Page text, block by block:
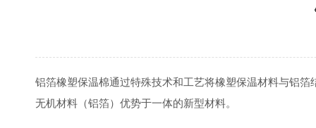
铝箔橡塑保温棉通过特殊技术和工艺将橡塑保温材料与铝
无机材料（铝箔）优势于一体的新型材料。